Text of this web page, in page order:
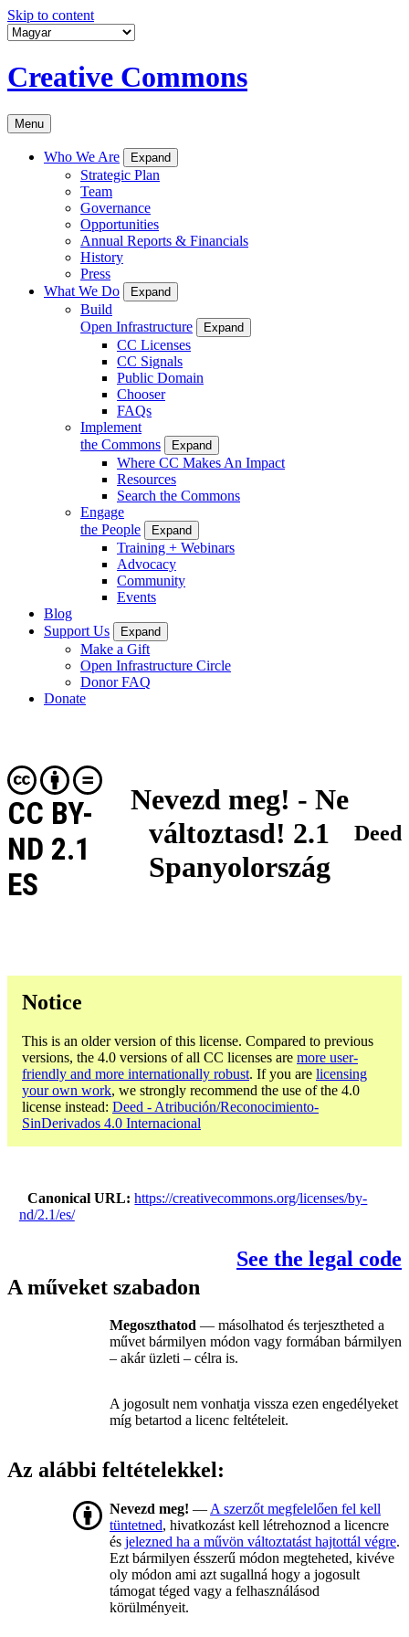
Skip to content
Creative Commons
Menu
Who We Are Expand
Strategic Plan
Team
Governance
Opportunities
Annual Reports & Financials
History
Press
What We Do
Expand
Build
Open Infrastructure
Expand
CC Licenses
CC Signals
Public Domain
Chooser
FAQs
Implement
the Commons
Expand
Where CC Makes An Impact
Resources
Search the Commons
Engage
the People
Expand
Training + Webinars
Advocacy
Community
Events
Blog
Support Us
Expand
Make a Gift
Open Infrastructure Circle
Donor FAQ
Donate
Nevezd meg! - Ne
változtasd! 2.1
Spanyolország
CC BY-
ND 2.1
ES
Deed
Notice
This is an older version of this license. Compared to previous
versions, the 4.0 versions of all CC licenses are more user-
friendly and more internationally robust. If you are licensing
your own work, we strongly recommend the use of the 4.0
license instead: Deed - Atribución/Reconocimiento-
SinDerivados 4.0 Internacional
Canonical URL
https://creativecommons.org/licenses/by-
nd/2.1/es/
See the legal code
A műveket szabadon
Megoszthatod — másolhatod és terjesztheted a
művet bármilyen módon vagy formában bármilyen
– akár üzleti – célra is.
A jogosult nem vonhatja vissza ezen engedélyeket
míg betartod a licenc feltételeit.
Az alábbi feltételekkel:
Nevezd meg! — A szerzőt megfelelően fel kell
tüntetned, hivatkozást kell létrehoznod a licencre
és jelezned ha a művön változtatást hajtottál végre.
Ezt bármilyen ésszerű módon megteheted, kivéve
oly módon ami azt sugallná hogy a jogosult
támogat téged vagy a felhasználásod
körülményeit.